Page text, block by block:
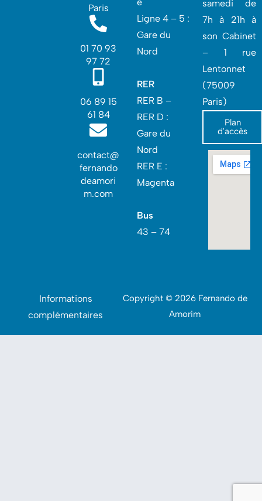
Paris
01 70 93
97 72
06 89 15
61 84
contact@
fernando
deamori
m.com
Ligne 4 – 5 :
Gare du
Nord
RER
RER B –
RER D :
Gare du
Nord‎
RER E :
Magenta
Bus
43 – 74
samedi de
7h à 21h à
son Cabinet
– 1 rue
Lentonnet
(75009
Paris)
Plan
d'accès
Informations
complémentaires
Copyright © 2026 Fernando de
Amorim